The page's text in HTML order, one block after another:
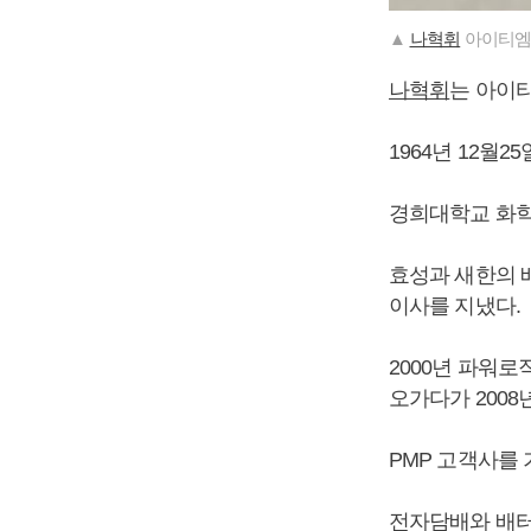
▲ 나혁휘 아이티
나혁휘 는 아이
1964년 12월25
경희대학교 화
효성과 새한의
이사를 지냈다.
2000년 파워로
오가다가 2008
PMP 고객사를
전자담배와 배